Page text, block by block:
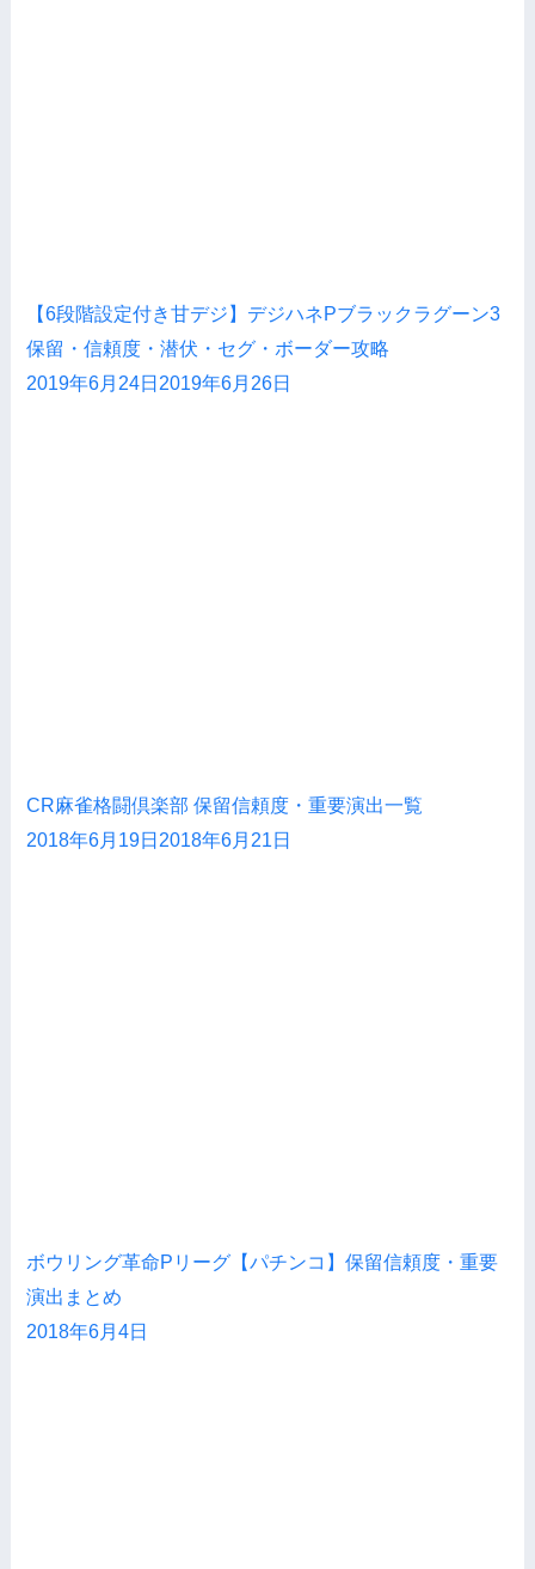
【6段階設定付き甘デジ】デジハネPブラックラグーン3
保留・信頼度・潜伏・セグ・ボーダー攻略
2019年6月24日 2019年6月26日
CR麻雀格闘倶楽部 保留信頼度・重要演出一覧
2018年6月19日 2018年6月21日
ボウリング革命Pリーグ【パチンコ】保留信頼度・重要
演出まとめ
2018年6月4日